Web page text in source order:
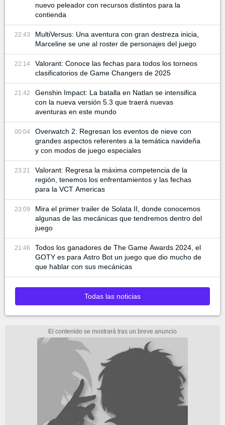
nuevo peleador con recursos distintos para la
contienda
22:43
MultiVersus: Una aventura con gran destreza inicia,
Marceline se une al roster de personajes del juego
22:14
Valorant: Conoce las fechas para todos los torneos
clasificatorios de Game Changers de 2025
21:42
Genshin Impact: La batalla en Natlan se intensifica
con la nueva versión 5.3 que traerá nuevas
aventuras en este mundo
00:04
Overwatch 2: Regresan los eventos de nieve con
grandes aspectos referentes a la temática navideña
y con modos de juego especiales
23:21
Valorant: Regresa la máxima competencia de la
región, tenemos los enfrentamientos y las fechas
para la VCT Americas
23:09
Mira el primer trailer de Solata II, donde conocemos
algunas de las mecánicas que tendremos dentro del
juego
21:46
Todos los ganadores de The Game Awards 2024, el
GOTY es para Astro Bot un juego que dio mucho de
que hablar con sus mecánicas
Todas las noticias